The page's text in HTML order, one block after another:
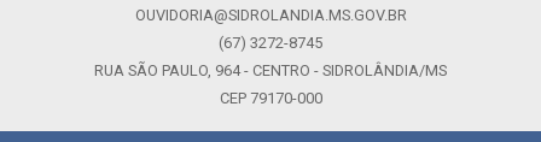
OUVIDORIA@SIDROLANDIA.MS.GOV.BR
(67) 3272-8745
RUA SÃO PAULO, 964 - CENTRO - SIDROLÂNDIA/MS
CEP 79170-000